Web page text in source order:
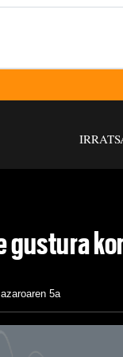
gustura
5a